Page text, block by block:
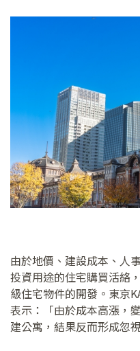
由於地價、建設成本、人
投資用途的住宅購買活絡
級住宅物件的開發。東京
表示：「由於成本高漲，
建公寓，結果反而形成忽